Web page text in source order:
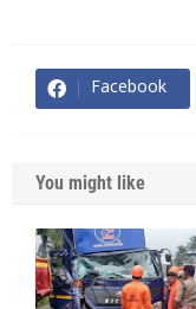
Facebook
You might like